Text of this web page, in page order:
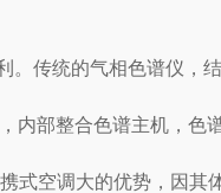
。传统的气相色谱仪，
内部整合色谱主机，
式空调大的优势，因